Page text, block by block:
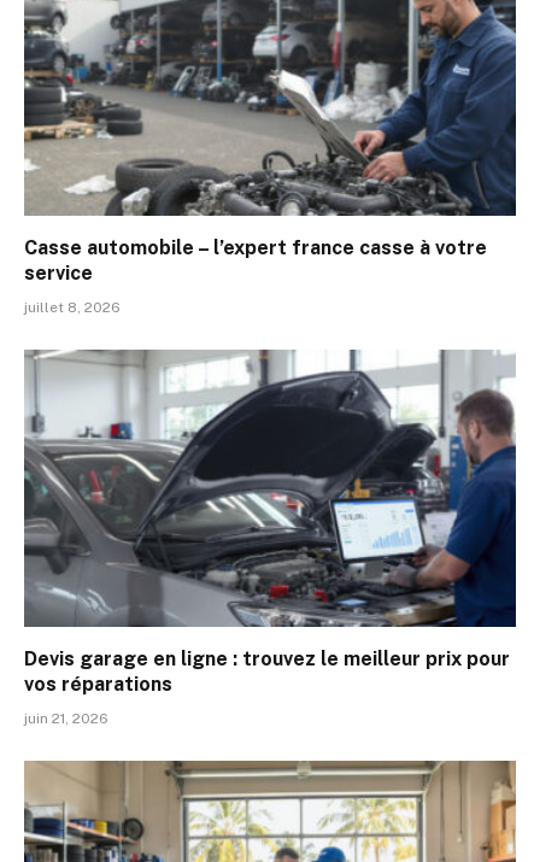
Casse automobile – l’expert france casse à votre
service
juillet 8, 2026
Devis garage en ligne : trouvez le meilleur prix pour
vos réparations
juin 21, 2026